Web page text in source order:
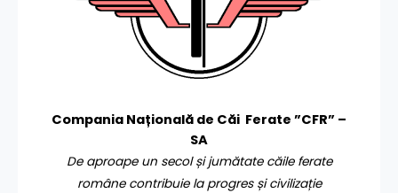
Compania Națională de Căi Ferate ”CFR” –
SA
De aproape un secol și jumătate căile ferate
române contribuie la progres și civilizație